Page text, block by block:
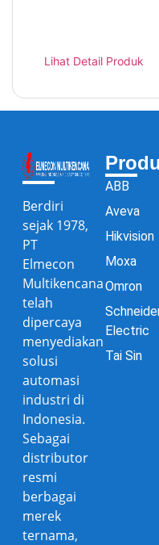
Lihat Detail Produk
Berdiri
sejak 1978,
PT
Elmecon
Multikencana
telah
dipercaya
menyediakan
solusi
automasi
industri di
Indonesia.
Sebagai
distributor
resmi
berbagai
merek
ternama,
ABB
Aveva
Hikvision
Moxa
Omron
Electric
Tai Sin